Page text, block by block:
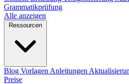
Grammatikprüfung
Alle anzeigen
Blog Vorlagen Anleitungen
Preise